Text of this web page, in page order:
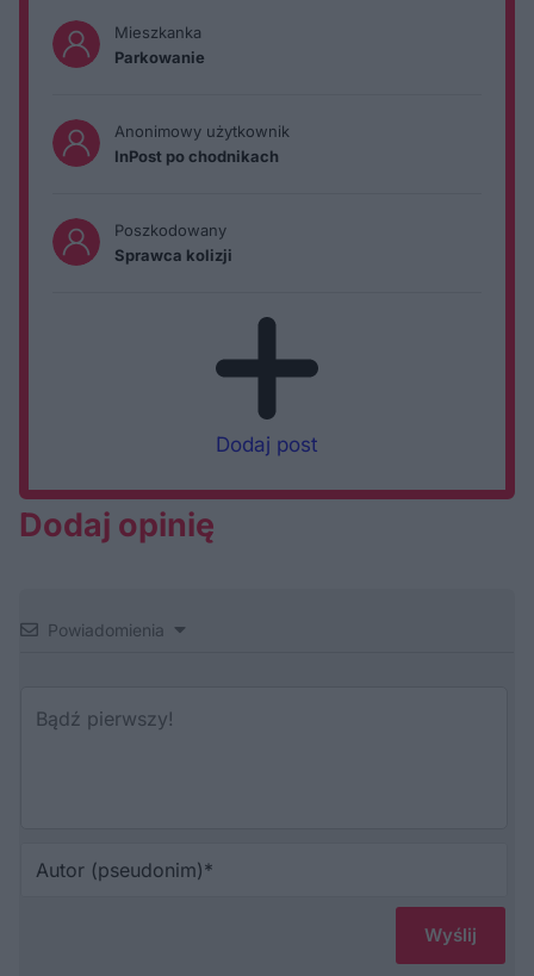
Mieszkanka
Parkowanie
Anonimowy użytkownik
InPost po chodnikach
Poszkodowany
Sprawca kolizji
Dodaj post
Dodaj opinię
Powiadomienia